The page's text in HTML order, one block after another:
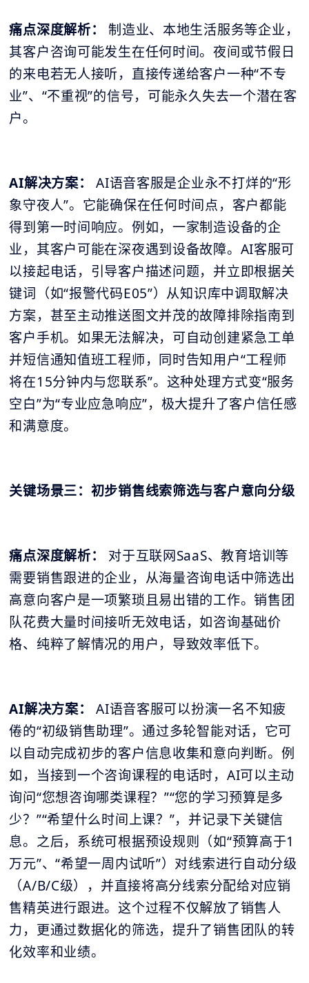
痛点深度解析：制造业、本地生活服务等企业，
其客户咨询可能发生在任何时间。夜间或节假日
的来电若无人接听，直接传递给客户一种“不专
业”、“不重视”的信号，可能永久失去一个潜在客
户。
AI解决方案：
AI语音客服是企业永不打烊的“形
象守夜人”。它能确保在任何时间点，客户都能
得到第一时间响应。例如，一家制造设备的企
业，其客户可能在深夜遇到设备故障。AI客服可
以接起电话，引导客户描述问题，并立即根据关
键词（如“报警代码E05”）从知识库中调取解决
方案，甚至主动推送图文并茂的故障排除指南到
客户手机。如果无法解决，可自动创建紧急工单
并短信通知值班工程师，同时告知用户“工程师
将在15分钟内与您联系”。这种处理方式变“服务
空白”为“专业应急响应”，极大提升了客户信任感
和满意度。
关键场景三：初步销售线索筛选与客户意向分级
痛点深度解析：
对于互联网SaaS、教育培训等
需要销售跟进的企业，从海量咨询电话中筛选出
高意向客户是一项繁琐且易出错的工作。销售团
队花费大量时间接听无效电话，如咨询基础价
格、纯粹了解情况的用户，导致效率低下。
AI解决方案：
AI语音客服可以扮演一名不知疲
倦的“初级销售助理”。通过多轮智能对话，它可
以自动完成初步的客户信息收集和意向判断。例
如，当接到一个咨询课程的电话时，AI可以主动
询问“您想咨询哪类课程？”“您的学习预算是多
少？”“希望什么时间上课？”，并记录下关键信
息。之后，系统可根据预设规则（如“预算高于1
万元”、“希望一周内试听”）对线索进行自动分级
（A/B/C级），并直接将高分线索分配给对应销
售精英进行跟进。这个过程不仅解放了销售人
力，更通过数据化的筛选，提升了销售团队的转
化效率和业绩。